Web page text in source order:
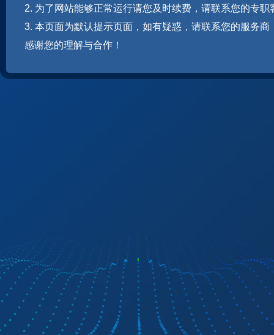
2. 为了网站能够正常运行请您及时续费，请联系您的专职
3. 本页面为默认提示页面，如有疑惑，请联系您的服务商
感谢您的理解与合作！